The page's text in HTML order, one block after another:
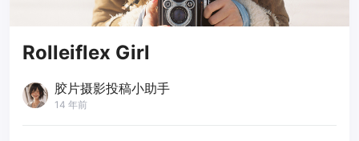
Rolleiflex Girl
胶片摄影投稿小助手
14 年前